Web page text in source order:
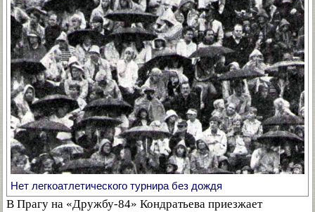
Нет легкоатлетического турнира без дождя
В Прагу на «Дружбу-84» Кондратьева приезжает